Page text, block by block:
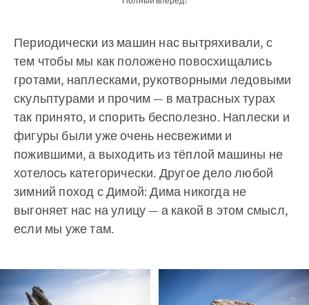
Периодически из машин нас вытряхивали, с
тем чтобы мы как положено повосхищались
гротами, наплесками, рукотворными ледовыми
скульптурами и прочим — в матрасных турах
так принято, и спорить бесполезно. Наплески и
фигуры были уже очень несвежими и
пожившими, а выходить из тёплой машины не
хотелось категорически. Другое дело любой
зимний поход с Димой: Дима никогда не
выгоняет нас на улицу — а какой в этом смысл,
если мы уже там.